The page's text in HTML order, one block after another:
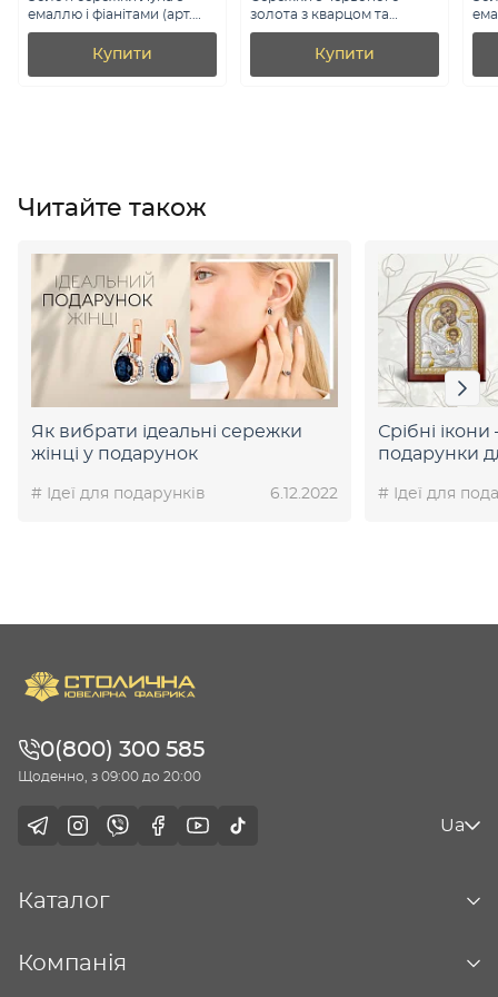
емаллю і фіанітами (арт.
110426бе)
Купити
золота з кварцом та
фіанітами (арт. 111100ПСс)
Купити
Читайте також
Як вибрати ідеальні сережки
жінці у подарунок
# Ідеї для подарунків 6.12.2022
Срібні
подарунки
# Ідеї для
0(800) 300 585
Щоденно, з 09:00 до 20:00
Ua
Каталог
Компанія